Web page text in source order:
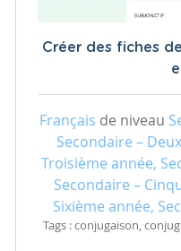
Créer des fiches
Français de niveau
Secondaire –
Troisième année,
Secondaire –
Sixième année,
Tags : conjugaison,